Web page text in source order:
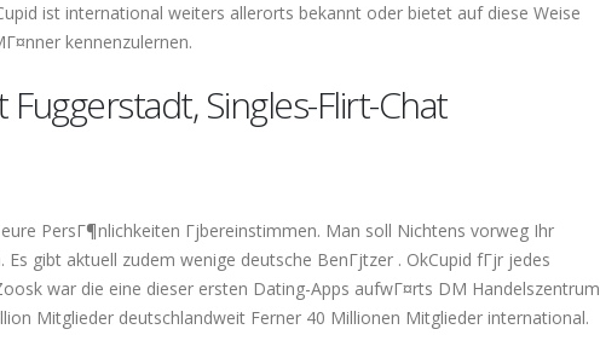
ist international weiters allerorts bekannt oder bietet auf diese Weise
kennenzulernen.
Singles-Flirt-Chat
PersГ¶nlichkeiten Гјbereinstimmen. Man soll Nichtens vorweg Ihr
gibt aktuell zudem wenige deutsche BenГјtzer . OkCupid fГјr jedes
war die eine dieser ersten Dating-Apps aufwГ¤rts DM Handelszentrum
Mitglieder deutschlandweit Ferner 40 Millionen Mitglieder international.